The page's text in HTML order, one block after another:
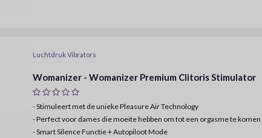
Luchtdruk Vibrators
Womanizer - Womanizer Premium Clitoris Stimulator
- Stimuleert met de unieke Pleasure Air Technology
-Perfect voor dames die moeite hebben om tot een orgasme te komen
-Smart Silence Functie + Autopiloot Mode